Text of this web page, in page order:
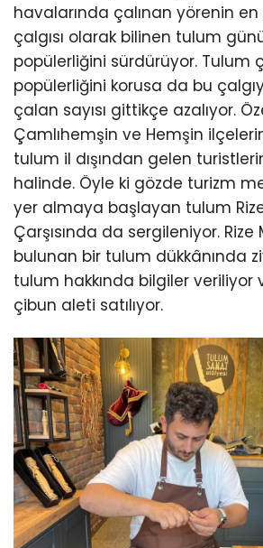
havalarında çalınan yörenin
çalgısı olarak bilinen tulum
popülerliğini sürdürüyor. Tulum
popülerliğini korusa da bu
çalan sayısı gittikçe azalıyor.
Çamlıhemşin ve Hemşin
tulum il dışından gelen
halinde. Öyle ki gözde turizm
yer almaya başlayan tulum
Çarşısında da sergileniyor. Rize
bulunan bir tulum dükkânında
tulum hakkında bilgiler veriliyor
çibun aleti satılıyor.